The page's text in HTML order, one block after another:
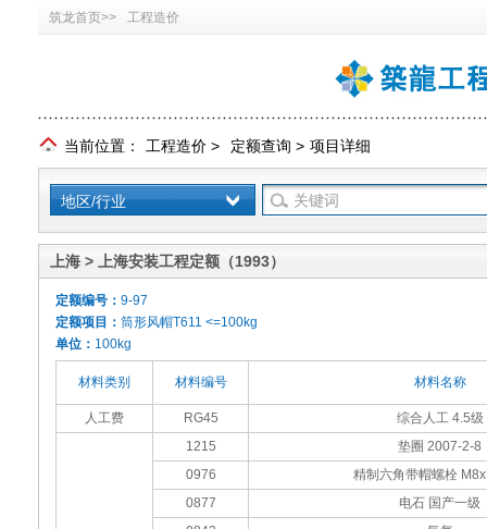
筑龙首页>> 工程造价
当前位置： 工程造价 > 定额查询 > 项目详细
地区/行业
上海 > 上海安装工程定额（1993）
定额编号： 9-97
定额项目： 筒形风帽T611 <=100kg
单位： 100kg
材料类别 材料编号 材料名称
人工费 RG45 综合人工 4.5级
1215
垫圈 2007-2-8
0976
精制六角带帽螺栓
0877
电石 国产一级